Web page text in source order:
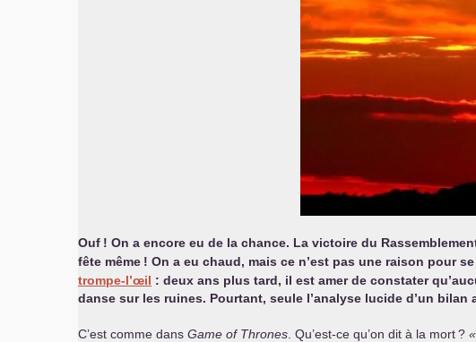
Ouf ! On a encore eu de la chance. La victoire du
fête même ! On a eu chaud, mais ce n’est pas une raison pour
trompe-l’œil : deux ans plus tard, il est amer de constater
danse sur les ruines. Pourtant, seule l’analyse lucide d’un
C’est comme dans Game of Thrones . Qu’est-ce qu’on dit à la mort? «